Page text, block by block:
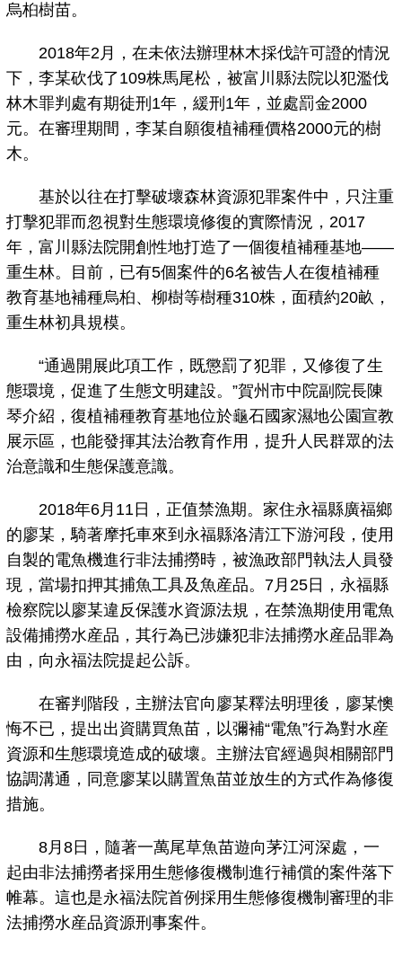
烏桕樹苗。
2018年2月，在未依法辦理林木採伐許可證的情況
下，李某砍伐了109株馬尾松，被富川縣法院以犯濫伐
林木罪判處有期徒刑1年，緩刑1年，並處罰金2000
元。在審理期間，李某自願復植補種價格2000元的樹
木。
基於以往在打擊破壞森林資源犯罪案件中，只注重
打擊犯罪而忽視對生態環境修復的實際情況，2017
年，富川縣法院開創性地打造了一個復植補種基地——
重生林。目前，已有5個案件的6名被告人在復植補種
教育基地補種烏桕、柳樹等樹種310株，面積約20畝，
重生林初具規模。
“通過開展此項工作，既懲罰了犯罪，又修復了生
態環境，促進了生態文明建設。”賀州市中院副院長陳
琴介紹，復植補種教育基地位於龜石國家濕地公園宣教
展示區，也能發揮其法治教育作用，提升人民群眾的法
治意識和生態保護意識。
2018年6月11日，正值禁漁期。家住永福縣廣福鄉
的廖某，騎著摩托車來到永福縣洛清江下游河段，使用
自製的電魚機進行非法捕撈時，被漁政部門執法人員發
現，當場扣押其捕魚工具及魚産品。7月25日，永福縣
檢察院以廖某違反保護水資源法規，在禁漁期使用電魚
設備捕撈水産品，其行為已涉嫌犯非法捕撈水産品罪為
由，向永福法院提起公訴。
在審判階段，主辦法官向廖某釋法明理後，廖某懊
悔不已，提出出資購買魚苗，以彌補“電魚”行為對水産
資源和生態環境造成的破壞。主辦法官經過與相關部門
協調溝通，同意廖某以購置魚苗並放生的方式作為修復
措施。
8月8日，隨著一萬尾草魚苗遊向茅江河深處，一
起由非法捕撈者採用生態修復機制進行補償的案件落下
帷幕。這也是永福法院首例採用生態修復機制審理的非
法捕撈水産品資源刑事案件。